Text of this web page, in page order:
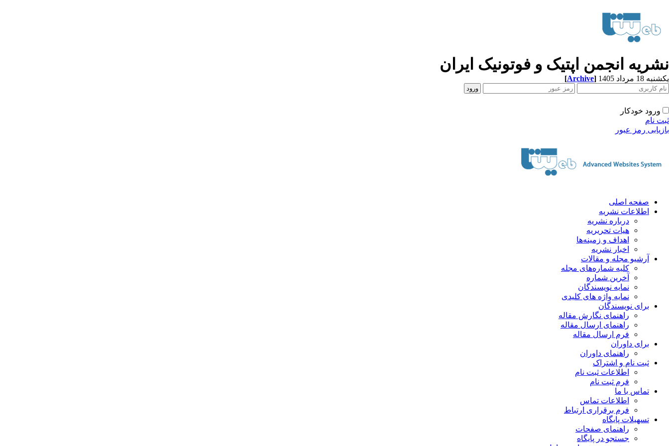
نشریه انجمن اپتیک و فوتونیک ایران
یکشنبه 18 مرداد 1405 [Archive]
ورود خودکار
ثبت نام
بازیابی رمز عبور
صفحه اصلی
اطلاعات نشریه
درباره نشریه
هیات تحریریه
اهداف و زمینه‌ها
اخبار نشریه
آرشیو مجله و مقالات
کلیه شماره‌های مجله
آخرین شماره
نمایه نویسندگان
نمایه واژه های کلیدی
برای نویسندگان
راهنمای نگارش مقاله
راهنمای ارسال مقاله
فرم ارسال مقاله
برای داوران
راهنمای داوران
ثبت نام و اشتراک
اطلاعات ثبت نام
فرم ثبت نام
تماس با ما
اطلاعات تماس
فرم برقراری ارتباط
تسهیلات پایگاه
راهنمای صفحات
جستجو در پایگاه